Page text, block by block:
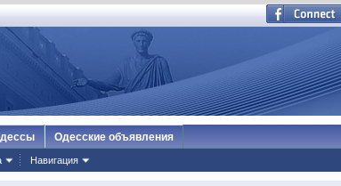
Навигация
Одесские объявления